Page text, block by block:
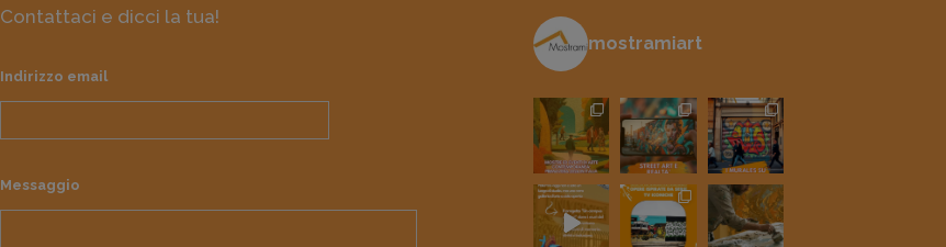
Contattaci e dicci la tua!
Indirizzo email
Messaggio
mostramiart